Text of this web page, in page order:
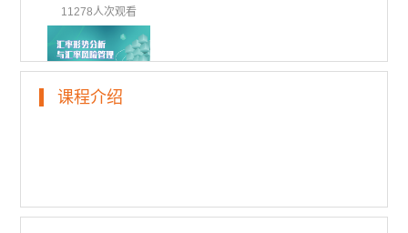
11278人次观看
汇率形势分析与汇率风险管理 (四）
课程介绍